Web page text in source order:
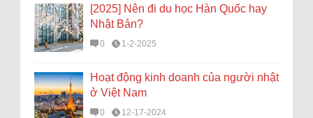
[2025] Nên đi du học Hàn Quốc hay
Nhật Bản?
0 1-2-2025
Hoạt động kinh doanh của người nhật
ở Việt Nam
0 12-17-2024